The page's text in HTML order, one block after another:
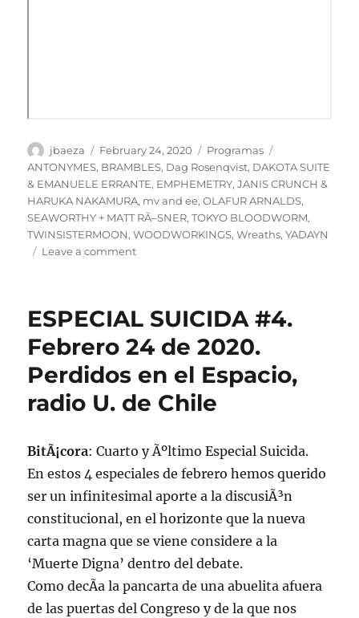
Author
jbaeza
Posted
on
February 24, 2020 Categories
Programas
ANTONYMES, BRAMBLES, Dag Rosenqvist, DAKOTA SUITE
& EMANUELE ERRANTE, EMPHEMETRY,JANIS CRUNCH &
HARUKA NAKAMURA, mv and ee,OLAFUR ARNALDS,
SEAWORTHY + MATT RÃ–SNER,TOKYO BLOODWORM,
TWINSISTERMOON,WOODWORKINGS,Wreaths,YADAYN
Leave a commenton
#4.
24
de
febrero
de
ESPECIAL SUICIDA #4.
Febrero 24 de 2020.
Perdidos en el Espacio,
radio U. de Chile
BitÃ¡cora: Cuarto y Ãºltimo Especial Suicida.
En estos 4 especiales de febrero hemos querido
ser un infinitesimal aporte a la discusiÃ³n
constitucional, en el horizonte que la nueva
carta magna que se viene considere a la
‘Muerte Digna’ dentro del debate.
Como decÃ­a la pancarta de una abuelita afuera
de las puertas del Congreso y de la que nos